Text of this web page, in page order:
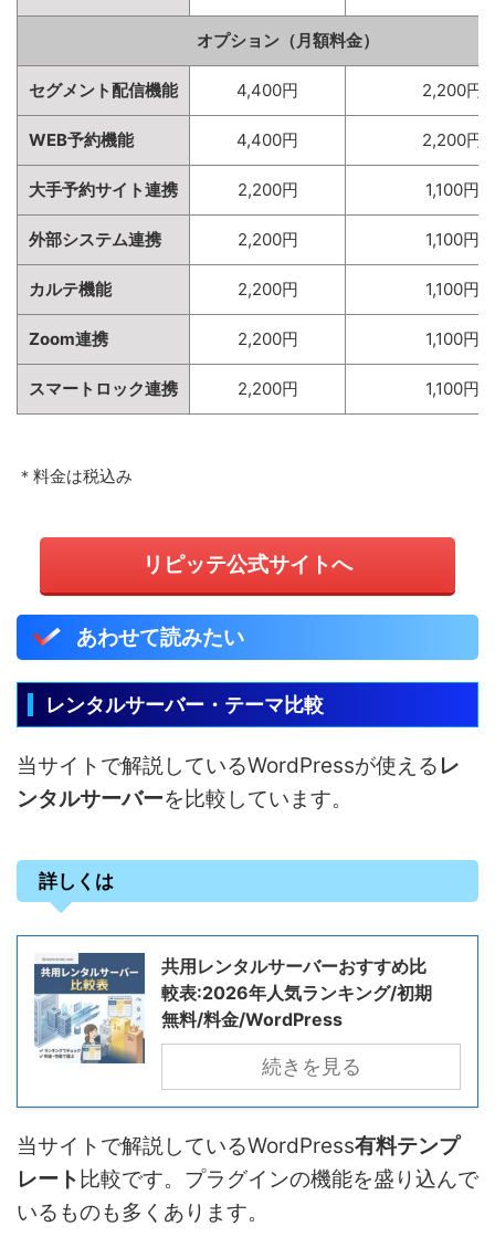
オプション（月額料金）
セグメント配信機能 4,400円 2,200円
WEB予約機能 4,400円 2,200円
大手予約サイト連携 2,200円 1,100円
外部システム連携 2,200円 1,100円
カルテ機能 2,200円 1,100円
Zoom連携 2,200円 1,100円
スマートロック連携 2,200円 1,100円
＊料金は税込み
リピッテ公式サイトへ
あわせて読みたい
レンタルサーバー・テーマ比較
当サイトで解説しているWordPressが使えるレ
ンタルサーバーを比較しています。
詳しくは
共用レンタルサーバーおすすめ比
較表:2026年人気ランキング/初期
無料/料金/WordPress
続きを見る
当サイトで解説しているWordPress有料テンプ
レート 比較です。プラグインの機能を盛り込んで
いるものも多くあります。